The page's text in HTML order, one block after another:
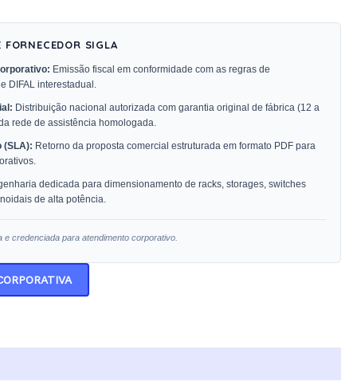
SIGLA
Emissão fiscal em conformidade com as regras de
DIFAL interestadual.
Distribuição nacional autorizada com garantia original de fábrica (12 a
rede de assistência homologada.
(SLA): Retorno da proposta comercial estruturada em formato PDF para
dedicada para dimensionamento de racks, storages, switches
de alta potência.
e credenciada para atendimento corporativo.